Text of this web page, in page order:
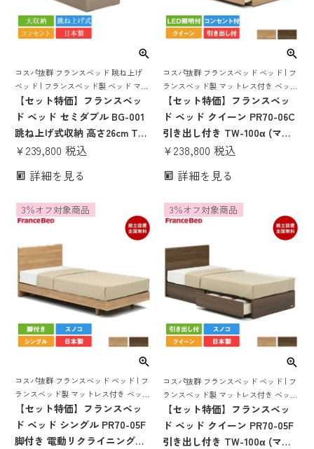
コスパ抜群 フランスベッド 跳ね上げ
ベッド | フランスベッド製 ベッド マッ
トレス付き マットレスセット ベッドセ
ット マットレス付き コンセント おし
【セット特価】フランスベッ
ド ベッド セミダブル BG-001
跳ね上げ式収納 高さ26cm TW-
010α | 正規品 フランスベッド
ス付き マットレスセット ベッ
ゃれ 収納 大容量 大収納 跳ね
¥239,800 税込
詳細を見る
コスパ抜群 フランスベッド ベッド | フ
ランスベッド製 マットレス付き ベット
マットレス 付き マットレスセット 70
周年 スノコ すのこ すのこベッド
【セット特価】フランスベッ
ド ベッド クイーン PR70-06C
引き出し付き TW-100α (マッ
トレス SS×2枚) | 正規品 フラ
マットレス付き マットレスセ
宮 棚 コンセント 照明 すのこ
¥238,800 税込
詳細を見る
3％オフ対象商品
コスパ抜群 フランスベッド ベッド | フ
ランスベッド製 マットレス付き ベット
マットレス 付き マットレスセット 70
周年 脚付き スノコ すのこ すのこベッ
ド
【セット特価】フランスベッ
ド ベッド シングル PR70-05F
脚付き 電動リクライニングマ
3％オフ対象商品
コスパ抜群 フランスベッド ベッド | フ
ランスベッド製 マットレス付き ベット
マットレス 付き マットレスセット 70
周年 スノコ すのこ すのこベッド
【セット特価】フランスベッ
ド ベッド クイーン PR70-05F
引き出し付き TW-100α (マッ